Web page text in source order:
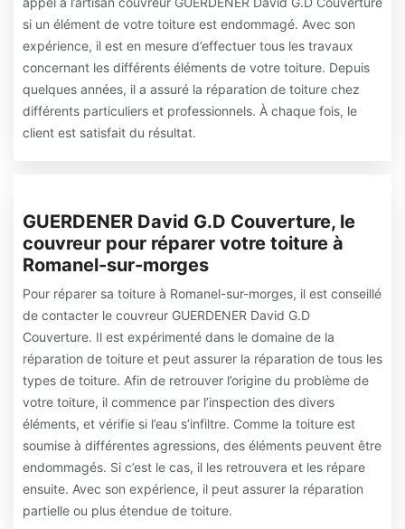
si un élément de votre toiture est endommagé. Avec son
expérience, il est en mesure d’effectuer tous les travaux
concernant les différents éléments de votre toiture. Depuis
quelques années, il a assuré la réparation de toiture chez
différents particuliers et professionnels. À chaque fois, le
client est satisfait du résultat.
GUERDENER David G.D Couverture, le
couvreur pour réparer votre toiture à
Romanel-sur-morges
Pour réparer sa toiture à Romanel-sur-morges, il est conseillé
de contacter le couvreur GUERDENER David G.D
Couverture. Il est expérimenté dans le domaine de la
réparation de toiture et peut assurer la réparation de tous les
types de toiture. Afin de retrouver l’origine du problème de
votre toiture, il commence par l’inspection des divers
éléments, et vérifie si l’eau s’infiltre. Comme la toiture est
soumise à différentes agressions, des éléments peuvent être
endommagés. Si c’est le cas, il les retrouvera et les répare
ensuite. Avec son expérience, il peut assurer la réparation
partielle ou plus étendue de toiture.